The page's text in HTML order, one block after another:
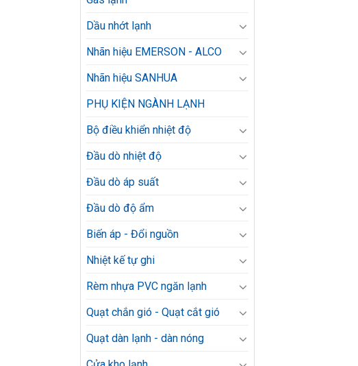
Dầu nhớt lạnh
Nhãn hiệu EMERSON - ALCO
Nhãn hiệu SANHUA
PHỤ KIỆN NGÀNH LẠNH
Bộ điều khiển nhiệt độ
Đầu dò nhiệt độ
Đầu dò áp suất
Đầu dò độ ẩm
Biến áp - Đổi nguồn
Nhiệt kế tự ghi
Rèm nhựa PVC ngăn lạnh
Quạt chắn gió - Quạt cắt gió
Quạt dàn lạnh - dàn nóng